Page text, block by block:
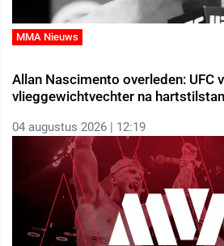
MMA Nieuws
Allan Nascimento overleden: UFC
vlieggewichtvechter na
04 augustus 2026 | 12:19